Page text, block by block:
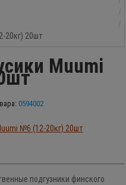
20кг) 20шт
Muumi
0594002
подгузники финского